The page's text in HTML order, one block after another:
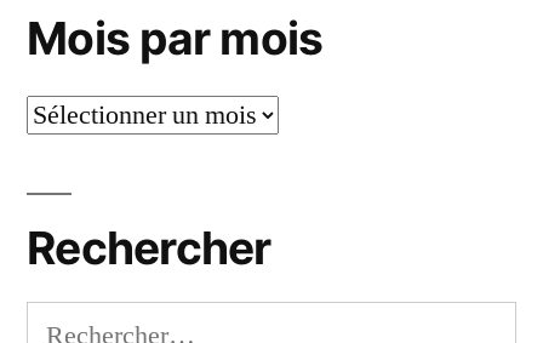
Mois par mois
Mois
Rechercher
Rechercher :